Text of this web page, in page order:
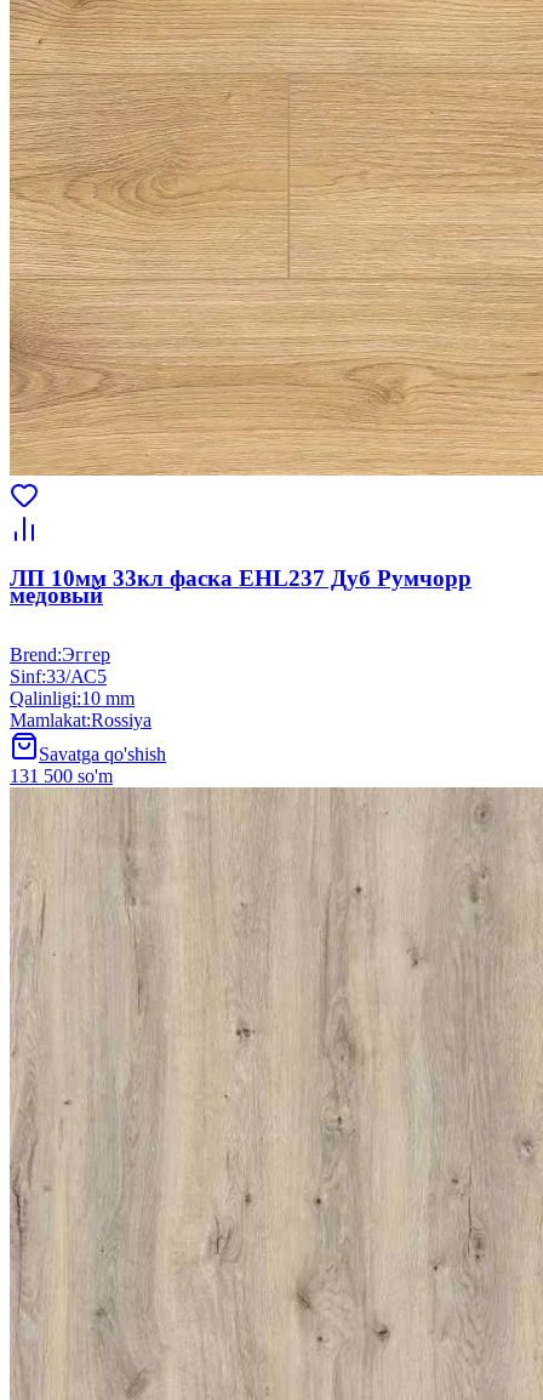
ЛП 10мм 33кл фаска EHL237 Дуб Румчорр
медовый
Brend:Эггер
Sinf:33/АС5
Qalinligi:10 mm
Mamlakat:Rossiya
Savatga qo'shish
131 500 so'm